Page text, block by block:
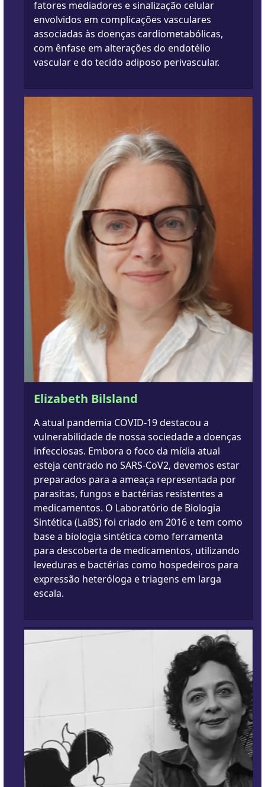
fatores mediadores e sinalização celular
envolvidos em complicações vasculares
associadas às doenças cardiometabólicas,
com ênfase em alterações do endotélio
vascular e do tecido adiposo perivascular.
Elizabeth Bilsland
A atual pandemia COVID-19 destacou a
vulnerabilidade de nossa sociedade a doenças
infecciosas. Embora o foco da mídia atual
esteja centrado no SARS-CoV2, devemos estar
preparados para a ameaça representada por
parasitas, fungos e bactérias resistentes a
medicamentos. O Laboratório de Biologia
Sintética (LaBS) foi criado em 2016 e tem como
base a biologia sintética como ferramenta
para descoberta de medicamentos, utilizando
leveduras e bactérias como hospedeiros para
expressão heteróloga e triagens em larga
escala.